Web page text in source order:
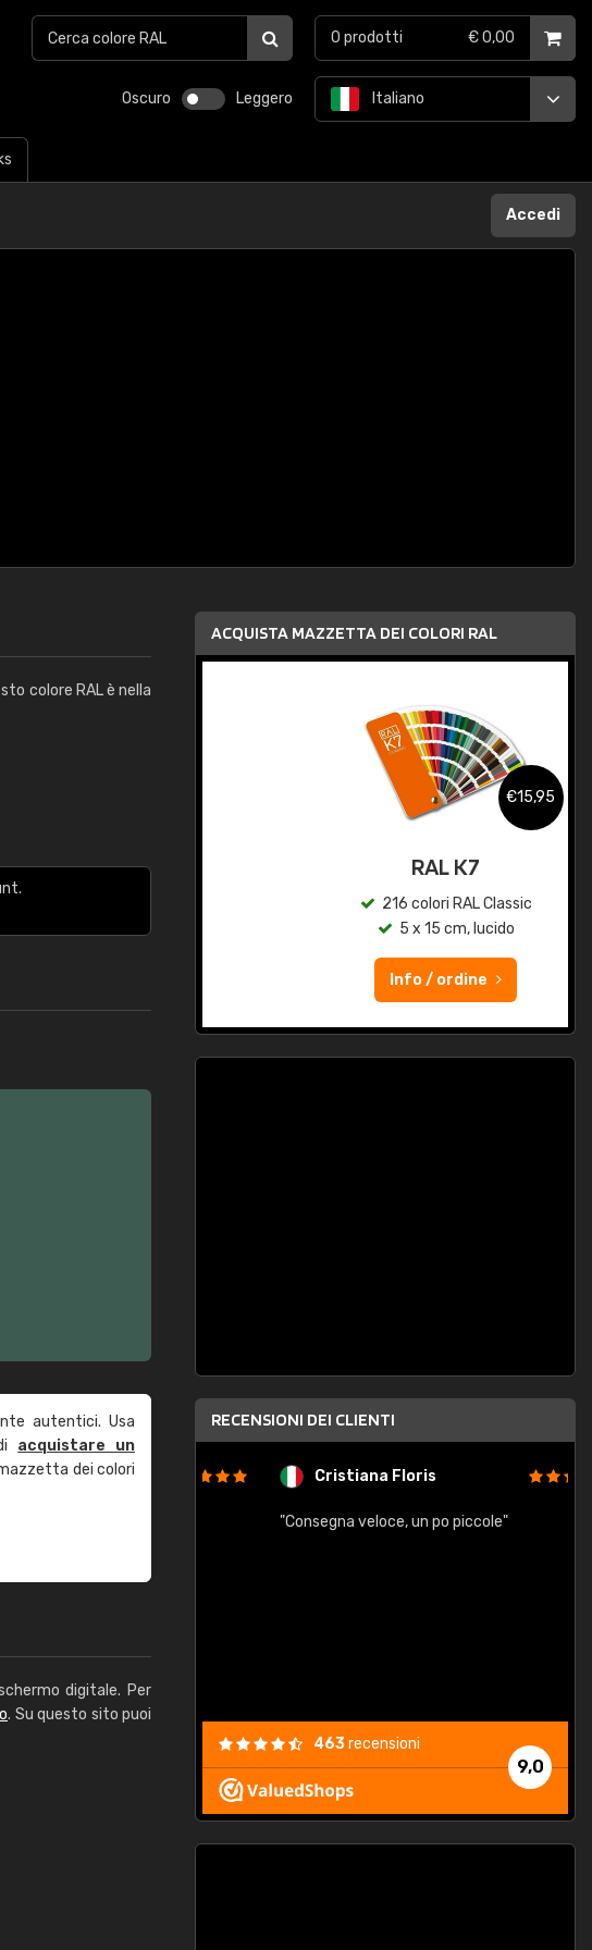
Oscuro Leggero Italiano
0 prodotti € 0,00
Accedi
colore RAL è nella
autentici. Usa
acquistare un
dei colori
digitale. Per
. Su questo sito puoi
ACQUISTA MAZZETTA DEI COLORI RAL
d'acqua
€15,95
RAL K7
216 colori RAL Classic
5 x 15 cm, lucido
Info / ordine
RECENSIONI DEI CLIENTI
Cristiana Floris
"Consegna veloce, un po piccole"
9,0
463recensioni